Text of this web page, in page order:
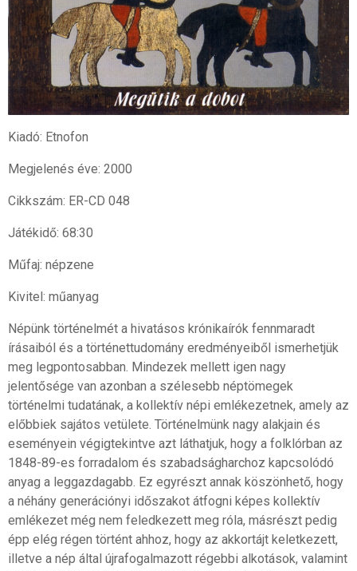
Kiadó: Etnofon
Megjelenés éve: 2000
Cikkszám: ER-CD 048
Játékidő: 68:30
Műfaj: népzene
Kivitel: műanyag
Népünk történelmét a hivatásos krónikaírók fennmaradt
írásaiból és a történettudomány eredményeiből ismerhetjük
meg legpontosabban. Mindezek mellett igen nagy
jelentősége van azonban a szélesebb néptömegek
történelmi tudatának, a kollektív népi emlékezetnek, amely az
előbbiek sajátos vetülete. Történelmünk nagy alakjain és
eseményein végigtekintve azt láthatjuk, hogy a folklórban az
1848-89-es forradalom és szabadságharchoz kapcsolódó
anyag a leggazdagabb. Ez egyrészt annak köszönhető, hogy
a néhány generációnyi időszakot átfogni képes kollektív
emlékezet még nem feledkezett meg róla, másrészt pedig
épp elég régen történt ahhoz, hogy az akkortájt keletkezett,
illetve a nép által újrafogalmazott régebbi alkotások, valamint